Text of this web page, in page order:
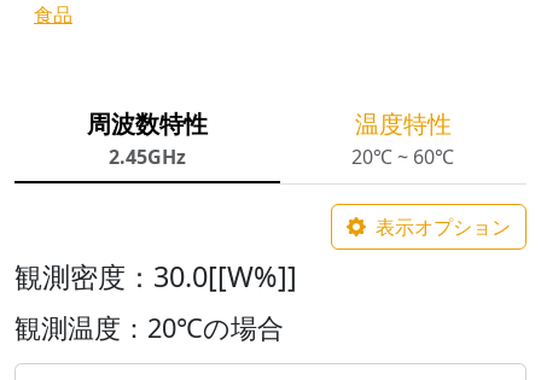
食品
周波数特性
2.45GHz
温度特性
20℃ ~ 60℃
表示オプション
観測密度：30.0[[W%]]
観測温度：20℃の場合